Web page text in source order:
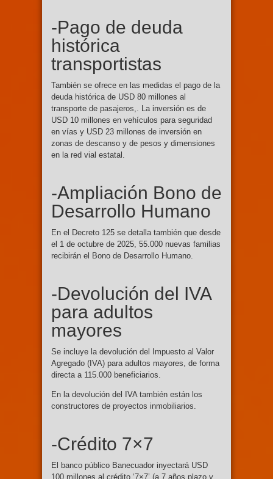
-Pago de deuda
histórica
transportistas
También se ofrece en las medidas el pago de la
deuda histórica de USD 80 millones al
transporte de pasajeros,. La inversión es de
USD 10 millones en vehículos para seguridad
en vías y USD 23 millones de inversión en
zonas de descanso y de pesos y dimensiones
en la red vial estatal.
-Ampliación Bono de
Desarrollo Humano
En el Decreto 125 se detalla también que desde
el 1 de octubre de 2025, 55.000 nuevas familias
recibirán el Bono de Desarrollo Humano.
-Devolución del IVA
para adultos
mayores
Se incluye la devolución del Impuesto al Valor
Agregado (IVA) para adultos mayores, de forma
directa a 115.000 beneficiarios.
En la devolución del IVA también están los
constructores de proyectos inmobiliarios.
-Crédito 7×7
El banco público Banecuador inyectará USD
100 millones al crédito ‘7×7’ (a 7 años plazo y